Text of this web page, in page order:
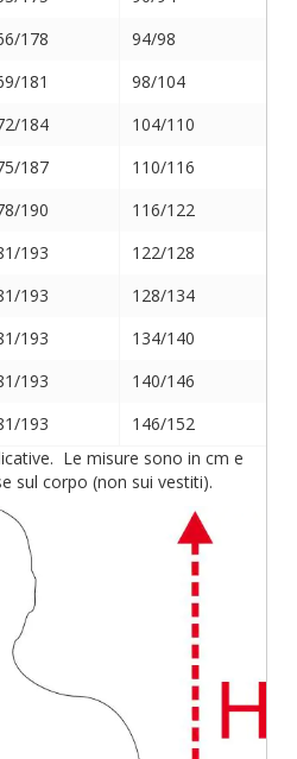
178
94/98
181
98/104
184
104/110
187
110/116
190
116/122
193
122/128
193
128/134
193
134/140
193
140/146
193
146/152
Le misure sono in cm e
sul corpo (non sui vestiti).